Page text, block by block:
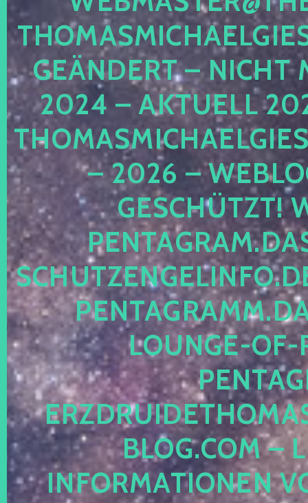
GEÄNDERT – NICHT
2024 – AKTUELL
– 2026 –
ESCHÜTZT!
OUNGE-OF-
LOG.COM –
NFORMATIONEN